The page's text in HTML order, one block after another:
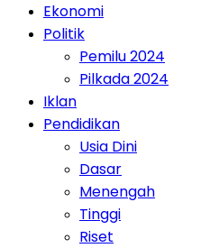
Ekonomi
Politik
Pemilu 2024
Pilkada 2024
Iklan
Pendidikan
Usia Dini
Dasar
Menengah
Tinggi
Riset